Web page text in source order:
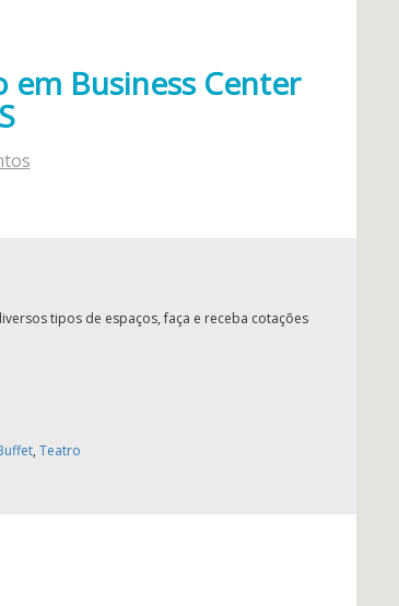
em Business Center
tipos de espaços, faça e receba cotações
, Teatro